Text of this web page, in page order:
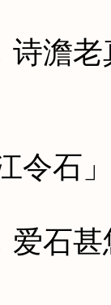
澹老
石
石甚